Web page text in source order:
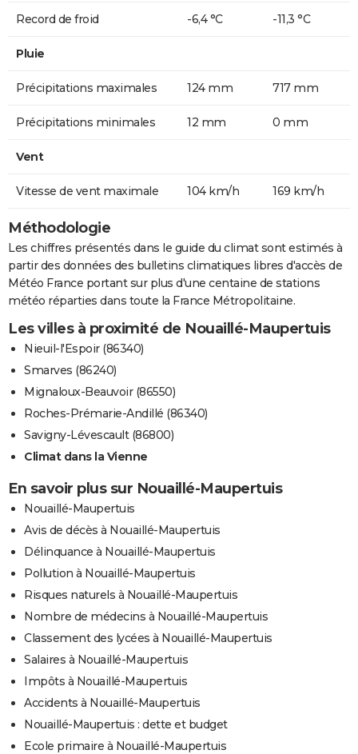
Record de froid -6,4 °C -11,3 °C
Pluie
Précipitations maximales 124 mm 717 mm
Précipitations minimales 12 mm 0 mm
Vent
Vitesse de vent maximale 104 km/h 169 km/h
Méthodologie
Les chiffres présentés dans le guide du climat sont estimés à
partir des données des bulletins climatiques libres d'accès de
Météo France portant sur plus d'une centaine de stations
météo réparties dans toute la France Métropolitaine.
Les villes à proximité de Nouaillé-Maupertuis
Nieuil-l'Espoir (86340)
Smarves (86240)
Mignaloux-Beauvoir (86550)
Roches-Prémarie-Andillé (86340)
Savigny-Lévescault (86800)
Climat dans la Vienne
En savoir plus sur Nouaillé-Maupertuis
Nouaillé-Maupertuis
Avis de décès à Nouaillé-Maupertuis
Délinquance à Nouaillé-Maupertuis
Pollution à Nouaillé-Maupertuis
Risques naturels à Nouaillé-Maupertuis
Nombre de médecins à Nouaillé-Maupertuis
Classement des lycées à Nouaillé-Maupertuis
Salaires à Nouaillé-Maupertuis
Impôts à Nouaillé-Maupertuis
Accidents à Nouaillé-Maupertuis
Nouaillé-Maupertuis : dette et budget
Ecole primaire à Nouaillé-Maupertuis